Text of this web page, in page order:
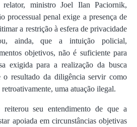
ministro Joel Ilan Paciornik,
processual penal exige a presença de
a restrição à esfera de privacidade
ainda, que a intuição policial,
objetivos, não é suficiente para
exigida para a realização da busca
o resultado da diligência servir como
uma atuação ilegal.
seu entendimento de que a
apoiada em circunstâncias objetivas